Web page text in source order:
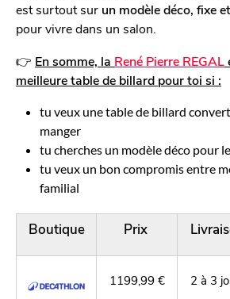
est surtout sur un modèle déco, fixe
pour vivre dans un salon.
👉 En somme, la René Pierre REGAL
meilleure table de billard pour toi si :
tu veux une table de billard
manger
tu cherches un modèle déco pour
tu veux un bon compromis entre
familial
Boutique Prix
1199,99 € 2 à 3